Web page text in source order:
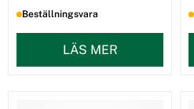
Beställningsvara
LÄS MER